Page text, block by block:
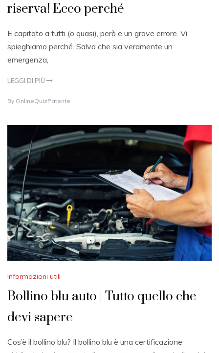
riserva! Ecco perché
E capitato a tutti (o quasi), però e un grave errore. Vi
spieghiamo perché. Salvo che sia veramente un
emergenza,
LEGGI DI PIÙ
1
U
U
2
0
2
1
By OnlineQuizPatente
Informazioni utili
Bollino blu auto | Tutto quello che
devi sapere
Cos’è il bollino blu? Il bollino blu è una certificazione